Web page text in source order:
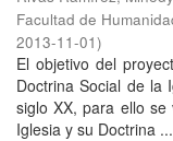
Facultad de
2013-11-01)
El objetivo del
Doctrina Social de la
siglo XX, para ello
Iglesia y su Doctrina ...